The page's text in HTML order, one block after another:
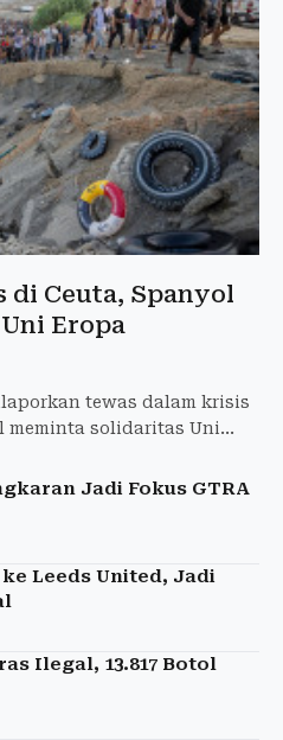
di Ceuta, Spanyol
Eropa
tewas dalam krisis
meminta solidaritas Uni
Jadi Fokus GTRA
Leeds United, Jadi
Ilegal, 13.817 Botol